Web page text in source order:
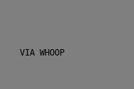
VIA WHOOP